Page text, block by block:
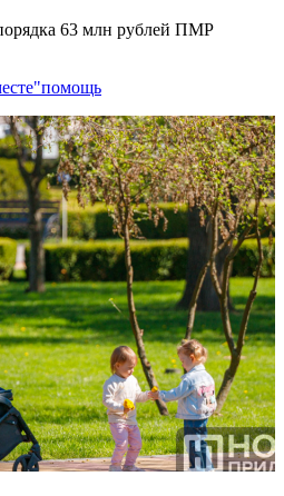
63 млн рублей ПМР
помощь